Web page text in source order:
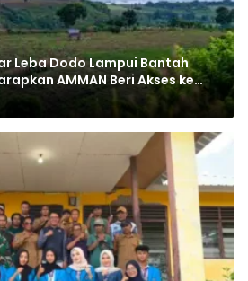
Leba Dodo Lampui Bantah
AMMAN Beri Akses ke